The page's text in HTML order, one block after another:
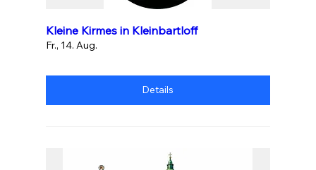
Kleine Kirmes in Kleinbartloff
Fr., 14. Aug.
Details